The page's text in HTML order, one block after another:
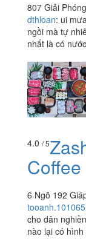
807 Giải
dthloan: ui
ngồi mà tự
nhất là có
4.0 / 5
Coffee
6 Ngõ 192
tooanh.101065
cho dân
nào lại có